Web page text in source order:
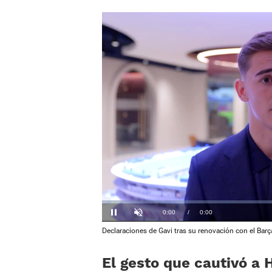
Pausa Unmute Current
Time
0:00 / Duration
1:26
Loaded:
Declaraciones de Gavi tras su renovación con el
El gesto que cautivó a